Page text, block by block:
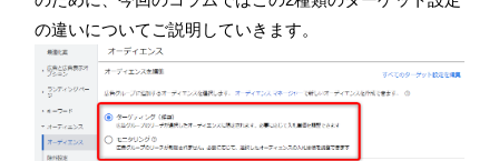
の違いについてご説明していきます。